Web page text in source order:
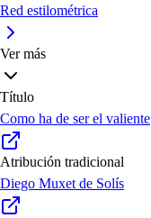
Red estilométrica
Ver más
Título
Como ha de ser el valiente
Atribución tradicional
Diego Muxet de Solís